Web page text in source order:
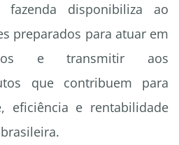
disponibiliza ao
preparados para atuar em
e transmitir aos
que contribuem para
eficiência e rentabilidade